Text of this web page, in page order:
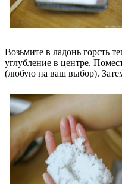
Возьмите в ладонь горсть
углубление в центре.
(любую на ваш выбор).